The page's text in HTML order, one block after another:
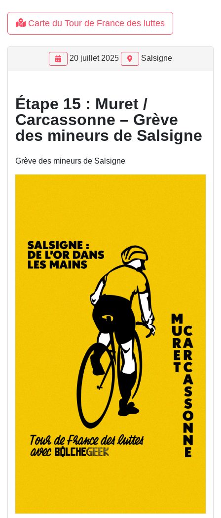
Carte du Tour de France des luttes
20 juillet 2025 Salsigne
Étape 15 : Muret /
Carcassonne – Grève
des mineurs de Salsigne
Grève des mineurs de Salsigne